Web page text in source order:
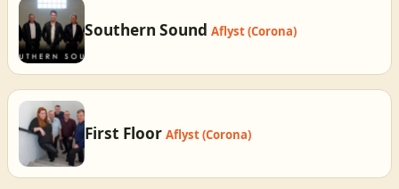
Southern Sound Aflyst (Corona)
First Floor Aflyst (Corona)